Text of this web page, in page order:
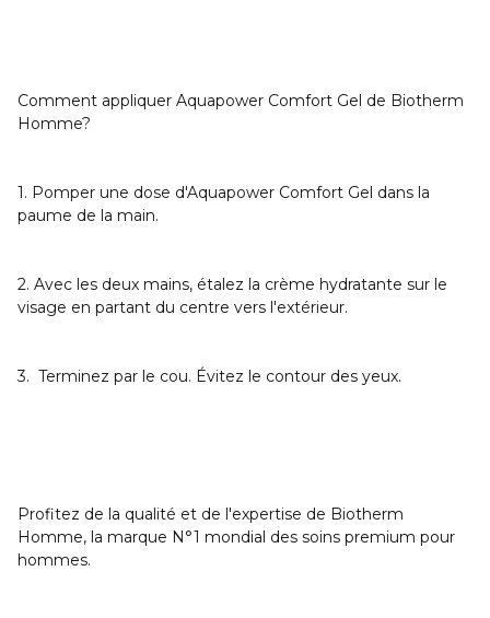
Comment appliquer Aquapower Comfort Gel de Biotherm
Homme?
1. Pomper une dose d'Aquapower Comfort Gel dans la
paume de la main.
2. Avec les deux mains, étalez la crème hydratante sur le
visage en partant du centre vers l'extérieur.
3. Terminez par le cou. Évitez le contour des yeux.
Profitez de la qualité et de l'expertise de Biotherm
Homme, la marque N°1 mondial des soins premium pour
hommes.